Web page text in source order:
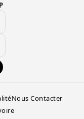
Nous Contacter